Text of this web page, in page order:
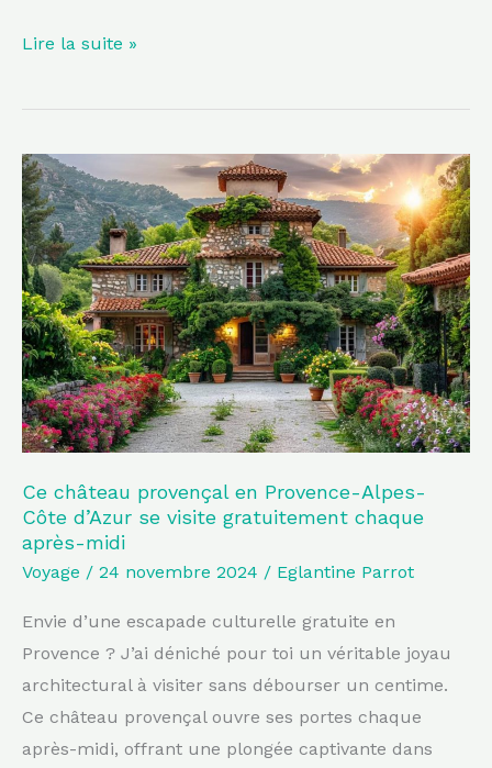
Lire la suite »
Ce château provençal en Provence-Alpes-
Côte d’Azur se visite gratuitement chaque
après-midi
Voyage / 24 novembre 2024 / Eglantine Parrot
Envie d’une escapade culturelle gratuite en
Provence ? J’ai déniché pour toi un véritable joyau
architectural à visiter sans débourser un centime.
Ce château provençal ouvre ses portes chaque
après-midi, offrant une plongée captivante dans
Ce
château
provençal
en
Provence-
Alpes-
Côte
d’Azur
se
visite
gratuitement
chaque
après-
midi